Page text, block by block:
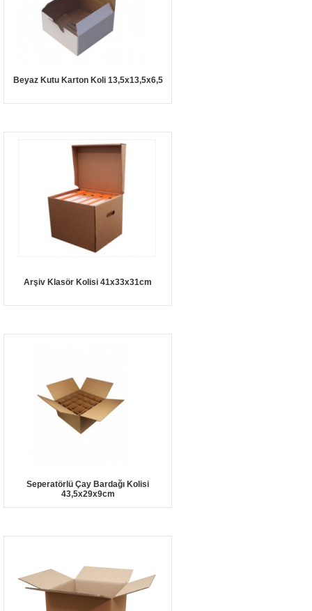
Beyaz Kutu Karton Koli 13,5x13,5x6,5
Arşiv Klasör Kolisi 41x33x31cm
Seperatörlü Çay Bardağı Kolisi
43,5x29x9cm